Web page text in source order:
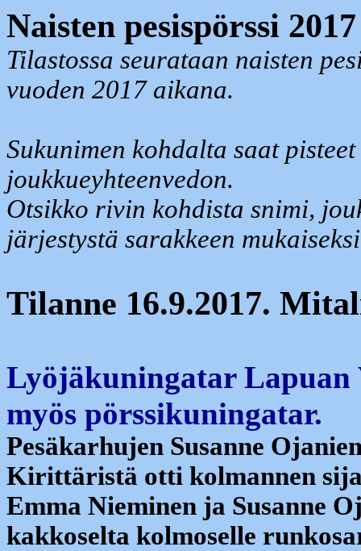
Naisten pesispörssi 2017
Tilastossa seurataan naisten
vuoden 2017 aikana.
Sukunimen kohdalta saat
joukkueyhteenvedon.
Otsikko rivin kohdista snimi,
järjestystä sarakkeen
Tilanne 16.9.2017.
Lyöjäkuningatar Lapuan
myös pörssikuningatar.
Pesäkarhujen Susanne
Kirittäristä otti kolmannen
Emma Nieminen ja Susanne
kakkoselta kolmoselle